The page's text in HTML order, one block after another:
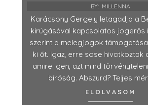
BY: MILLENNA
Karácsony Gergely letagadja a
kirúgásával kapcsolatos jogerős
szerint a melegjogok
ki őt. Igaz, erre sose hivatkoztak
amire igen, azt mind
bíróság. Abszurd? Teljes
ELOLVASOM